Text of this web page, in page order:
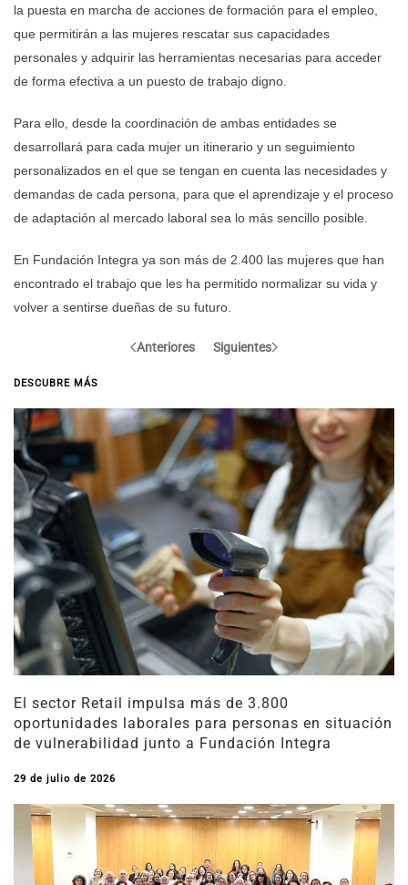
la puesta en marcha de acciones de formación para el empleo,
que permitirán a las mujeres rescatar sus capacidades
personales y adquirir las herramientas necesarias para acceder
de forma efectiva a un puesto de trabajo digno.
Para ello, desde la coordinación de ambas entidades se
desarrollará para cada mujer un itinerario y un seguimiento
personalizados en el que se tengan en cuenta las necesidades y
demandas de cada persona, para que el aprendizaje y el proceso
de adaptación al mercado laboral sea lo más sencillo posible.
En Fundación Integra ya son más de 2.400 las mujeres que han
encontrado el trabajo que les ha permitido normalizar su vida y
volver a sentirse dueñas de su futuro.
Anteriores Siguientes
DESCUBRE MÁS
El sector Retail impulsa más de 3.800
oportunidades laborales para personas en situación
de vulnerabilidad junto a Fundación Integra
29 de julio de 2026